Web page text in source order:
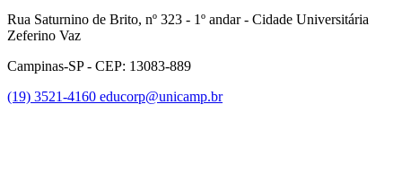
Rua Saturnino de Brito, nº 323 - 1º andar - Cidade Universitária
Zeferino Vaz
Campinas-SP - CEP: 13083-889
(19) 3521-4160 educorp@unicamp.br